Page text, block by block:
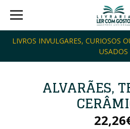
LIVROS INVULGARES, CURIOSOS
USADOS
ALVARÃES,